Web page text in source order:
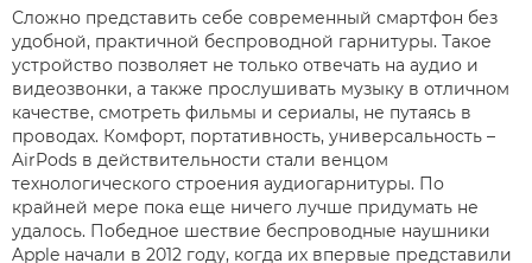
Сложно представить себе современный смартфон без
удобной, практичной беспроводной гарнитуры. Такое
устройство позволяет не только отвечать на аудио и
видеозвонки, а также прослушивать музыку в отличном
качестве, смотреть фильмы и сериалы, не путаясь в
проводах. Комфорт, портативность, универсальность –
AirPods в действительности стали венцом
технологического строения аудиогарнитуры. По
крайней мере пока еще ничего лучше придумать не
удалось. Победное шествие беспроводные наушники
Apple начали в 2012 году, когда их впервые представили